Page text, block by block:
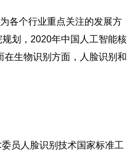
各个行业重点关注的发展方
划，2020年中国人工智能核
生物识别方面，人脸识别和
员人脸识别技术国家标准工